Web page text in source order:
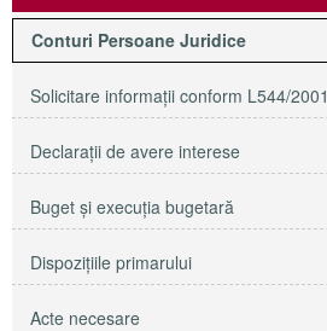
Conturi Persoane Juridice
Solicitare informaţii conform L544/2001
Declaraţii de avere interese
Buget şi execuţia bugetară
Dispoziţiile primarului
Acte necesare